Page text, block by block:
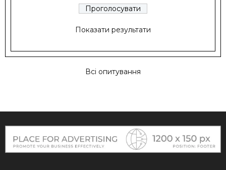
Показати результати
Всі опитування